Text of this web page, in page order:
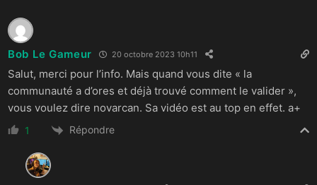
Bob Le Gameur 20 octobre 2023 10h11
Salut, merci pour l’info. Mais quand vous dite « la
communauté a d’ores et déjà trouvé comment le valider »,
vous voulez dire novarcan. Sa vidéo est au top en effet. a+
1 Répondre